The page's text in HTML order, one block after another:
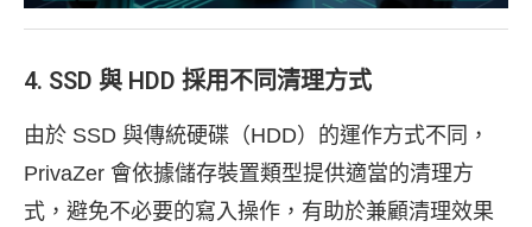
4. SSD 與 HDD 採用不同清理方式
由於 SSD 與傳統硬碟（HDD）的運作方式不同，
PrivaZer 會依據儲存裝置類型提供適當的清理方
式，避免不必要的寫入操作，有助於兼顧清理效果